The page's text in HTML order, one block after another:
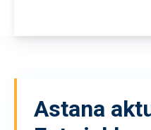
Astana